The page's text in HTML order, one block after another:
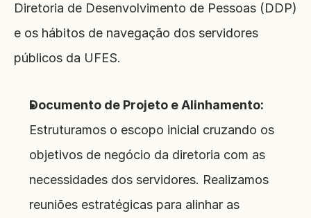
Diretoria de Desenvolvimento de Pessoas (DDP)
e os hábitos de navegação dos servidores
públicos da UFES.
Documento de Projeto e Alinhamento:
Estruturamos o escopo inicial cruzando os
objetivos de negócio da diretoria com as
necessidades dos servidores. Realizamos
reuniões estratégicas para alinhar as